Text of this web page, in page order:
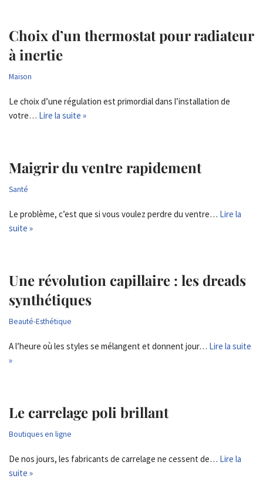
Choix d’un thermostat pour radiateur
à inertie
Maison
Le choix d’une régulation est primordial dans l’installation de
votre… Lire la suite »
Maigrir du ventre rapidement
Santé
Le problème, c’est que si vous voulez perdre du ventre… Lire la
suite »
Une révolution capillaire : les dreads
synthétiques
Beauté-Esthétique
A l’heure où les styles se mélangent et donnent jour… Lire la suite
»
Le carrelage poli brillant
Boutiques en ligne
De nos jours, les fabricants de carrelage ne cessent de… Lire la
suite »